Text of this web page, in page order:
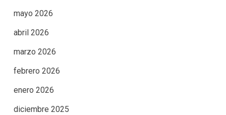
mayo 2026
abril 2026
marzo 2026
febrero 2026
enero 2026
diciembre 2025